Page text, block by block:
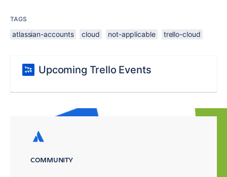
TAGS
atlassian-accounts cloud not-applicable trello-cloud
Upcoming Trello Events
COMMUNITY